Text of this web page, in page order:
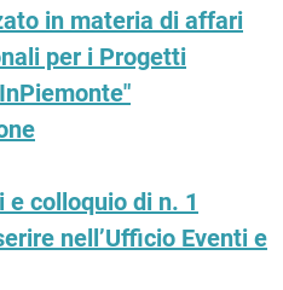
in materia di affari
per i Progetti
colloquio di n. 1
nell’Ufficio Eventi e